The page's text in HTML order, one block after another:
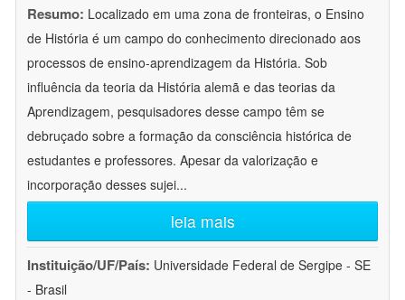
Resumo: Localizado em uma zona de fronteiras, o Ensino
de História é um campo do conhecimento direcionado aos
processos de ensino-aprendizagem da História. Sob
influência da teoria da História alemã e das teorias da
Aprendizagem, pesquisadores desse campo têm se
debruçado sobre a formação da consciência histórica de
estudantes e professores. Apesar da valorização e
incorporação desses sujei...
leia mais
Instituição/UF/País: Universidade Federal de Sergipe - SE
- Brasil